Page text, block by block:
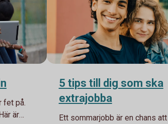
fet på.
är
5 tips till dig som ska
extrajobba
Ett sommarjobb är en chans